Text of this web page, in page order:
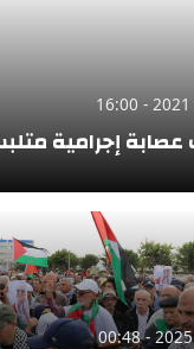
عصابة إجرامية